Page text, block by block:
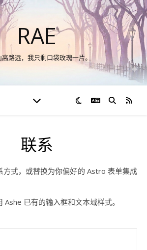
RAE
高路远，我只剩口袋玫瑰一片。
切换语言RSS
联系
Ashe 已有的输入框和文本域样式。